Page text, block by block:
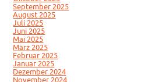
September 2025
August 2025
Juli 2025
Juni 2025
Mai 2025
März 2025
Februar 2025
Januar 2025
Dezember 2024
November 2024